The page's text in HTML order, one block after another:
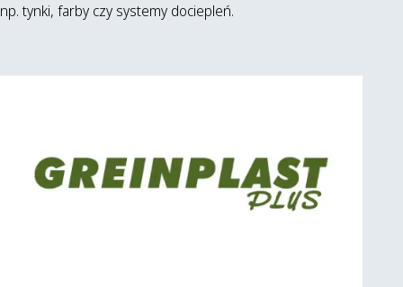
np. tynki, farby czy systemy dociepleń.